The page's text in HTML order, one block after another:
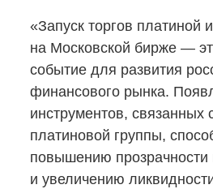
«Запуск торгов платиной
на Московской бирже —
событие для развития
финансового рынка.
инструментов, связанных
платиновой группы,
повышению прозрачности
и увеличению